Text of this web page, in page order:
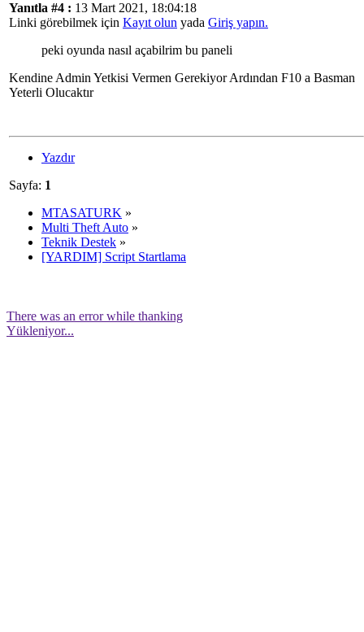
Yanıtla #4 : 13 Mart 2021, 18:04:18
Linki görebilmek için Kayıt olun yada Giriş yapın.
peki oyunda nasıl açabilrim bu paneli
Kendine Admin Yetkisi Vermen Gerekiyor Ardından F10 a Basman
Yeterli Olucaktır
Yazdır
Sayfa: 1
MTASATURK »
Multi Theft Auto »
Teknik Destek »
[YARDIM] Script Startlama
There was an error while thanking
Yükleniyor...